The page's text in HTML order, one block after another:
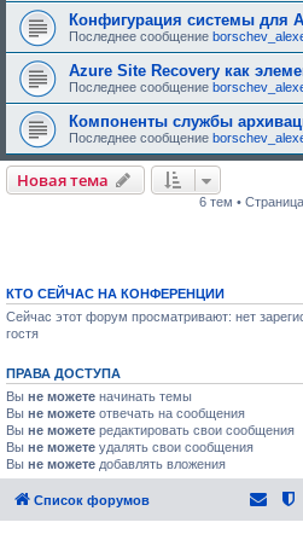
Конфигурация системы для
Последнее сообщение
Azure Site Recovery как
Последнее сообщение
Компоненты службы
Последнее сообщение
Новая тема
6 тем • Страница
КТО СЕЙЧАС НА КОНФЕРЕНЦИИ
Сейчас этот форум просматривают: нет
гостя
ПРАВА ДОСТУПА
Вы не можете начинать темы
Вы не можете отвечать на сообщения
Вы не можете редактировать свои сообщения
Вы не можете удалять свои сообщения
Вы не можете добавлять вложения
Список форумов